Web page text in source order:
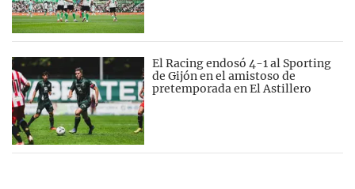
El Racing endosó 4-1 al Sporting
de Gijón en el amistoso de
pretemporada en El Astillero